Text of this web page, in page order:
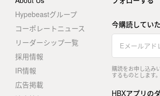
Hypebeastグループ
コーポレートニュース
リーダーシップ一覧
採用情報
IR情報
広告掲載
今購読してい
購読をお申し込み
するものとします。
HBXアプリの